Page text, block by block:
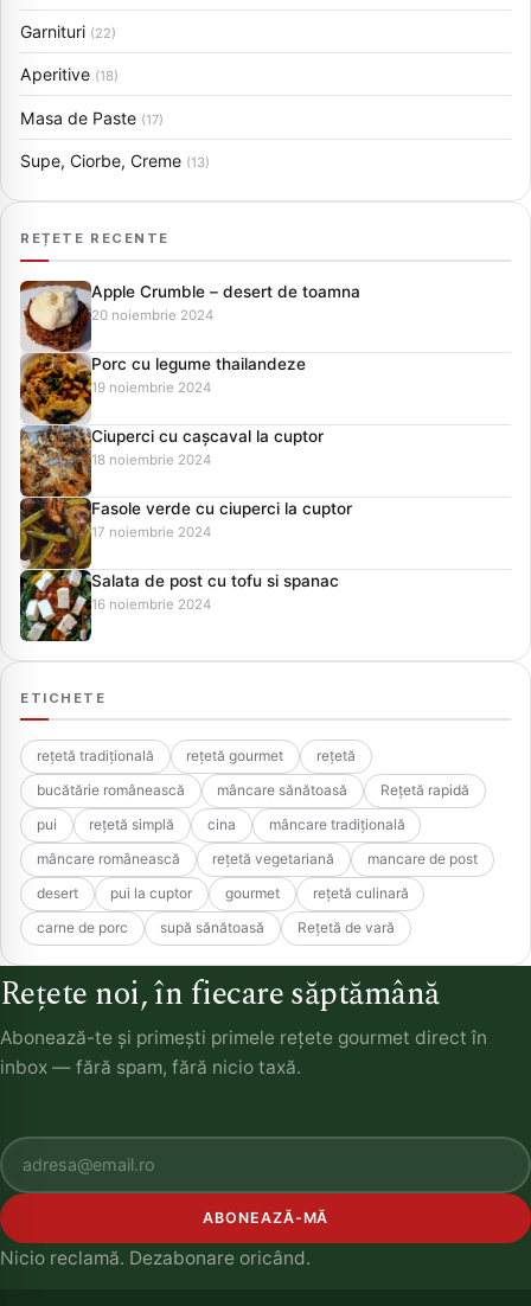
Garnituri (22)
Aperitive (18)
Masa de Paste (17)
Supe, Ciorbe, Creme (13)
REȚETE RECENTE
Apple Crumble – desert de toamna
20 noiembrie 2024
Porc cu legume thailandeze
19 noiembrie 2024
Ciuperci cu cașcaval la cuptor
18 noiembrie 2024
Fasole verde cu ciuperci la cuptor
17 noiembrie 2024
Salata de post cu tofu si spanac
16 noiembrie 2024
ETICHETE
rețetă tradițională rețetă gourmet
rețetă
bucătărie românească
mâncare sănătoasă
Rețetă rapidă
pui
rețetă simplă cina
mâncare tradițională
mâncare românească
rețetă vegetariană
mancare de post
desert
pui la cuptor gourmet
rețetă culinară
carne de porc
supă sănătoasă Rețetă de vară
Rețete noi, în fiecare săptămână
Abonează-te și primești primele rețete gourmet direct în
inbox — fără spam, fără nicio taxă.
ABONEAZĂ-MĂ
Nicio reclamă. Dezabonare oricând.